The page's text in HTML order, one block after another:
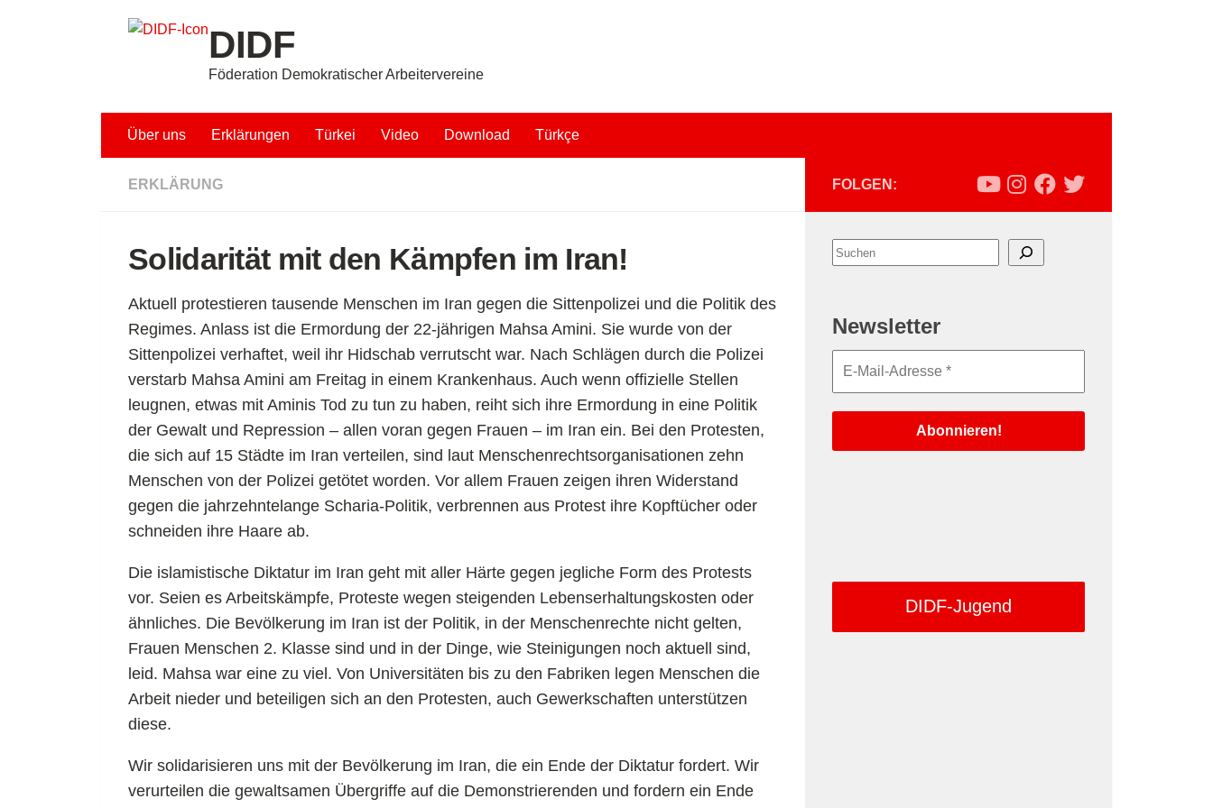
Unter dem Inhalt DIDF
Föderation Demokratischer Arbeitervereine
Über uns Erklärungen Türkei Video Download Türkçe
ERKLÄRUNG
Solidarität mit den Kämpfen im Iran!
Aktuell protestieren tausende Menschen im Iran gegen die Sittenpolizei und die Politik des
Regimes. Anlass ist die Ermordung der 22-jährigen Mahsa Amini. Sie wurde von der
Sittenpolizei verhaftet, weil ihr Hidschab verrutscht war. Nach Schlägen durch die Polizei
verstarb Mahsa Amini am Freitag in einem Krankenhaus. Auch wenn offizielle Stellen
leugnen, etwas mit Aminis Tod zu tun zu haben, reiht sich ihre Ermordung in eine Politik
der Gewalt und Repression – allen voran gegen Frauen – im Iran ein. Bei den Protesten,
die sich auf 15 Städte im Iran verteilen, sind laut Menschenrechtsorganisationen zehn
Menschen von der Polizei getötet worden. Vor allem Frauen zeigen ihren Widerstand
gegen die jahrzehntelange Scharia-Politik, verbrennen aus Protest ihre Kopftücher oder
schneiden ihre Haare ab.
Die islamistische Diktatur im Iran geht mit aller Härte gegen jegliche Form des Protests
vor. Seien es Arbeitskämpfe, Proteste wegen steigenden Lebenserhaltungskosten oder
ähnliches. Die Bevölkerung im Iran ist der Politik, in der Menschenrechte nicht gelten,
Frauen Menschen 2. Klasse sind und in der Dinge, wie Steinigungen noch aktuell sind,
leid. Mahsa war eine zu viel. Von Universitäten bis zu den Fabriken legen Menschen die
Arbeit nieder und beteiligen sich an den Protesten, auch Gewerkschaften unterstützen
diese.
Wir solidarisieren uns mit der Bevölkerung im Iran, die ein Ende der Diktatur fordert. Wir
verurteilen die gewaltsamen Übergriffe auf die Demonstrierenden und fordern ein Ende
FOLGEN:
Suchen
Newsletter
DIDF-Jugend